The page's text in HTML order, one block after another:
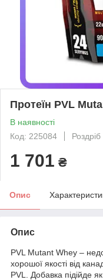
Протеїн PVL
В наявності
Код: 225084
Роздріб
1 701 ₴
Опис
Опис
PVL Mutant Whey –
хорошої якості від
PVL. Добавка підійде